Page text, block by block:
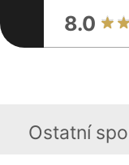
8.0
Ostatní